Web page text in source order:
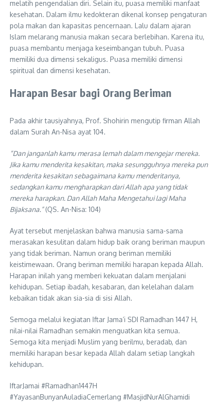
melatih pengendalian diri. Selain itu, puasa memiliki manfaat
kesehatan. Dalam ilmu kedokteran dikenal konsep pengaturan
pola makan dan kapasitas pencernaan. Lalu dalam ajaran
Islam melarang manusia makan secara berlebihan. Karena itu,
puasa membantu menjaga keseimbangan tubuh. Puasa
memiliki dua dimensi sekaligus. Puasa memiliki dimensi
spiritual dan dimensi kesehatan.
Harapan Besar bagi Orang Beriman
Pada akhir tausiyahnya, Prof. Shohirin mengutip firman Allah
dalam Surah An-Nisa ayat 104.
“Dan janganlah kamu merasa lemah dalam mengejar mereka.
Jika kamu menderita kesakitan, maka sesungguhnya mereka pun
menderita kesakitan sebagaimana kamu menderitanya,
sedangkan kamu mengharapkan dari Allah apa yang tidak
mereka harapkan. Dan Allah Maha Mengetahui lagi Maha
Bijaksana.”(QS. An-Nisa: 104)
Ayat tersebut menjelaskan bahwa manusia sama-sama
merasakan kesulitan dalam hidup baik orang beriman maupun
yang tidak beriman. Namun orang beriman memiliki
keistimewaan. Orang beriman memiliki harapan kepada Allah.
Harapan inilah yang memberi kekuatan dalam menjalani
kehidupan. Setiap ibadah, kesabaran, dan kelelahan dalam
kebaikan tidak akan sia-sia di sisi Allah.
Semoga melalui kegiatan Iftar Jama’i SDI Ramadhan 1447 H,
nilai-nilai Ramadhan semakin menguatkan kita semua.
Semoga kita menjadi Muslim yang berilmu, beradab, dan
memiliki harapan besar kepada Allah dalam setiap langkah
kehidupan.
IftarJamai #Ramadhan1447H
#YayasanBunyanAuladiaCemerlang #MasjidNurAlGhamidi